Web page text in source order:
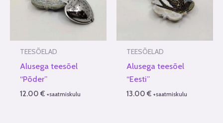
TEESÕELAD
Alusega teesõel
“Põder”
12.00€ +saatmiskulu
TEESÕELAD
Alusega teesõel
“Eesti”
13.00€ +saatmiskulu